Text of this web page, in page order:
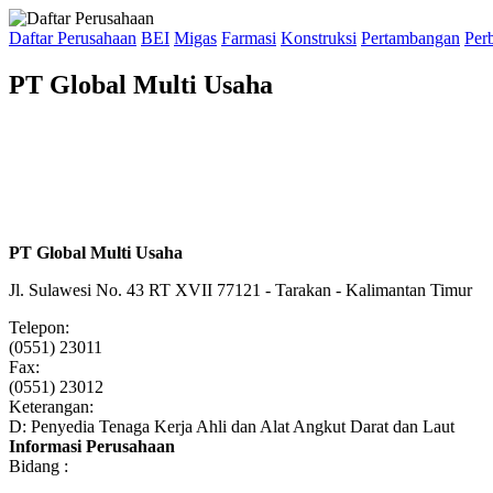
Daftar Perusahaan BEI Migas Farmasi Konstruksi Pertambangan
PT Global Multi Usaha
PT Global Multi Usaha
Jl. Sulawesi No. 43 RT XVII 77121 - Tarakan - Kalimantan Timur
Telepon:
(0551) 23011
Fax:
(0551) 23012
Keterangan:
D: Penyedia Tenaga Kerja Ahli dan Alat Angkut Darat dan Laut
Informasi Perusahaan
Bidang :